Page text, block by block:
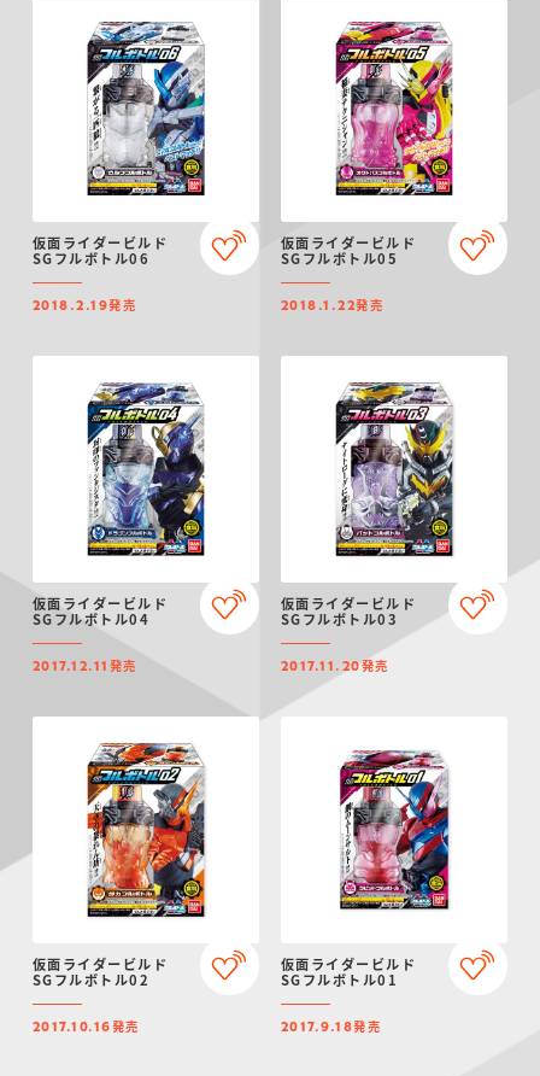
仮面ライダービルド
SGフルボトル06
2018.2.19発売
仮面ライダービルド
SGフルボトル05
2018.1.22発売
仮面ライダービルド
SGフルボトル04
2017.12.11 発売
仮面ライダービルド
SGフルボトル03
2017.11.20発売
仮面ライダービルド
SGフルボトル02
2017.10.16発売
仮面ライダービルド
SGフルボトル01
2017.9.18発売